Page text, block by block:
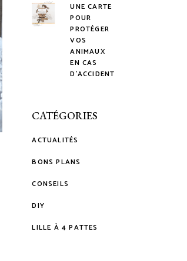
UNE CARTE
POUR
PROTÉGER
VOS
ANIMAUX
EN CAS
D’ACCIDENT
CATÉGORIES
ACTUALITÉS
BONS PLANS
CONSEILS
DIY
LILLE À 4 PATTES